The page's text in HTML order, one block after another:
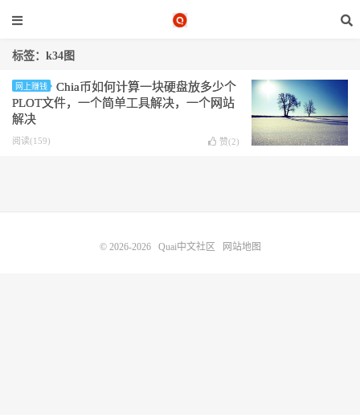
标签：k34图
网上赚钱
Chia币如何计算一块硬盘放多少个
PLOT文件，一个简单工具解决，一个网站
解决
阅读(159) 赞(2)
© 2026-2026 Quai中文社区 网站地图